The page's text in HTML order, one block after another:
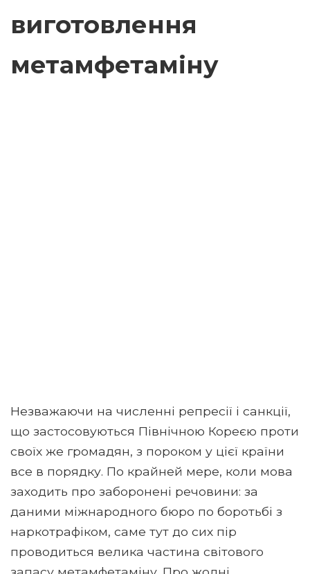
виготовлення
метамфетаміну
Незважаючи на численні репресії і санкції,
що застосовуються Північною Кореєю проти
своїх же громадян, з пороком у цієї країни
все в порядку. По крайней мере, коли мова
заходить про заборонені речовини: за
даними міжнародного бюро по боротьбі з
наркотрафіком, саме тут до сих пір
проводиться велика частина світового